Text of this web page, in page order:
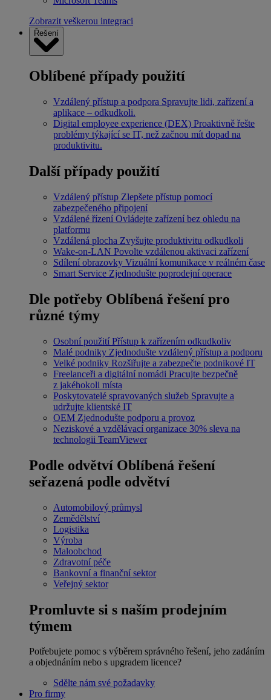
Zobrazit veškerou integraci
Řešení
Oblíbené případy použití
Vzdálený přístup a podpora Spravujte lidi, zařízení a
aplikace – odkudkoli.
Digital employee experience (DEX) Proaktivně řešte
problémy týkající se IT, než začnou mít dopad na
produktivitu.
Další případy použití
Vzdálený přístup Zlepšete přístup pomocí
zabezpečeného připojení
Vzdálené řízení Ovládejte zařízení bez ohledu na
platformu
Vzdálená plocha Zvyšujte produktivitu odkudkoli
Wake-on-LAN Povolte vzdálenou aktivaci zařízení
Sdílení obrazovky Vizuální komunikace v reálném čase
Smart Service Zjednodušte poprodejní operace
Dle potřeby Oblíbená řešení pro
různé týmy
Osobní použití Přístup k zařízením odkudkoliv
Malé podniky Zjednodušte vzdálený přístup a podporu
Velké podniky Rozšiřujte a zabezpečte podnikové IT
Freelanceři a digitální nomádi Pracujte bezpečně
z jakéhokoli místa
Poskytovatelé spravovaných služeb Spravujte a
udržujte klientské IT
OEM Zjednodušte podporu a provoz
Neziskové a vzdělávací organizace 30% sleva na
technologii TeamViewer
Podle odvětví Oblíbená řešení
seřazená podle odvětví
Automobilový průmysl
Zemědělství
Logistika
Výroba
Maloobchod
Zdravotní péče
Bankovní a finanční sektor
Veřejný sektor
Promluvte si s naším prodejním
týmem
Potřebujete pomoc s výběrem správného řešení, jeho zadáním
a objednáním nebo s upgradem licence?
Sdělte nám své požadavky
Pro firmy